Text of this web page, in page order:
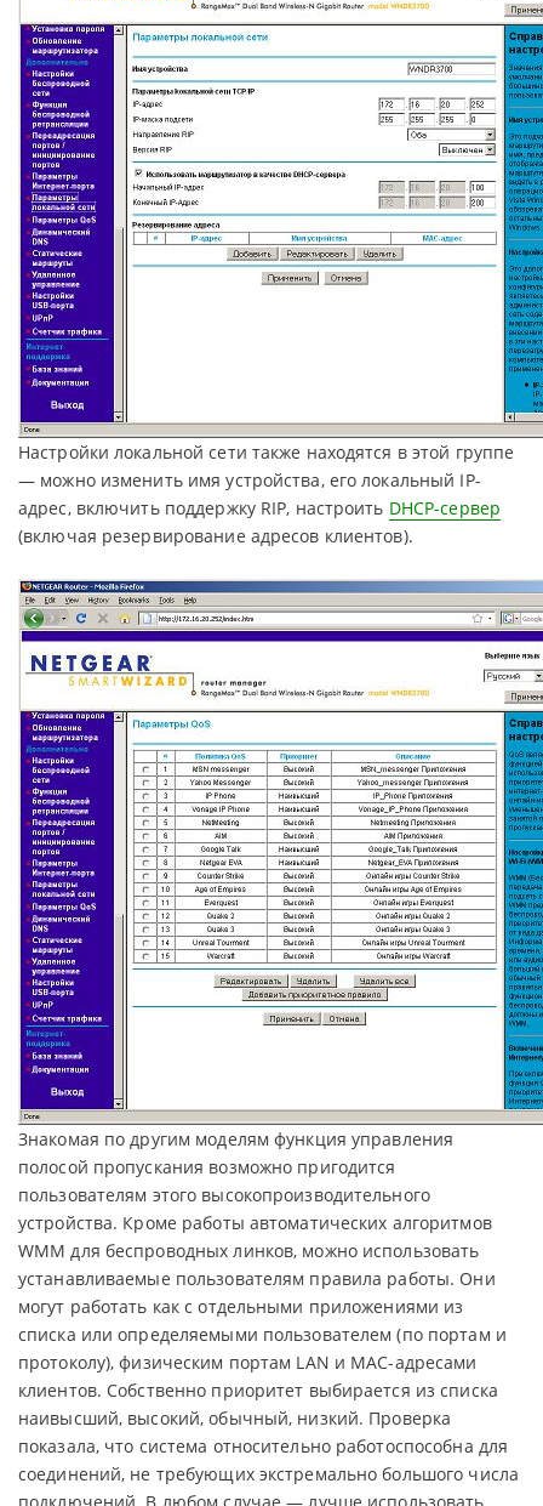
Настройки локальной сети также находятся в этой группе
— можно изменить имя устройства, его локальный IP-
адрес, включить поддержку RIP, настроить DHCP-сервер
(включая резервирование адресов клиентов).
Знакомая по другим моделям функция управления
полосой пропускания возможно пригодится
пользователям этого высокопроизводительного
устройства. Кроме работы автоматических алгоритмов
WMM для беспроводных линков, можно использовать
устанавливаемые пользователям правила работы. Они
могут работать как с отдельными приложениями из
списка или определяемыми пользователем (по портам и
протоколу), физическим портам LAN и MAC-адресами
клиентов. Собственно приоритет выбирается из списка
наивысший, высокий, обычный, низкий. Проверка
показала, что система относительно работоспособна для
соединений, не требующих экстремально большого числа